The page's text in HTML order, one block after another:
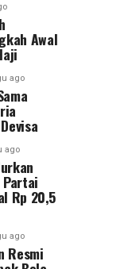
Awal
ago
ago
Partai
Rp 20,5
ago
Resmi